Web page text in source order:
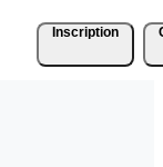
Inscription